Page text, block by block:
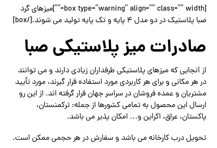
[box type=”warning” align=”” class=”” width=””]میزهای گرد
صبا پلاستیک در دو مدل 4 پایه و تک پایه تولید می شوند.[/box]
صادرات میز پلاستیکی صبا
از آنجایی که میزهای پلاستیکی طرفداران زیادی دارند و می توانند
در هر مکانی و برای هر کاربردی مورد استفاده قرار گیرند، مورد تأیید
مشتریان و عمده فروشان در سراسر جهان قرار گرفته اند. از این رو
ارسال این محصول به تمامی کشورها از جمله: ترکمنستان،
پاکستان، عراق، اکراین و… امکان پذیر می باشد.
تحویل درب کارخانه می باشد و سفارش در هر حجمی ممکن است.